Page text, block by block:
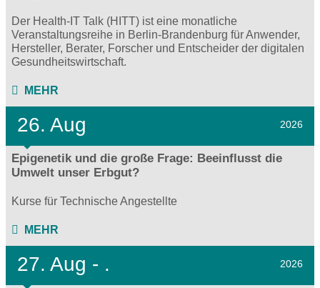
Der Health-IT Talk (HITT) ist eine monatliche
Veranstaltungsreihe in Berlin-Brandenburg für Anwender,
Hersteller, Berater, Forscher und Entscheider der digitalen
Gesundheitswirtschaft.
MEHR
26. Aug 2026
Epigenetik und die große Frage: Beeinflusst die
Umwelt unser Erbgut?
Kurse für Technische Angestellte
MEHR
27. Aug - . 2026